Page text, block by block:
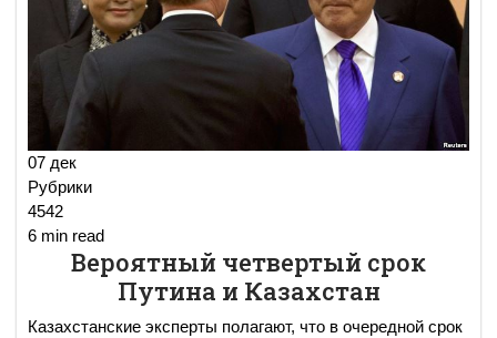
07 дек
Рубрики
4542
6 min read
Вероятный четвертый срок
Путина и Казахстан
Казахстанские эксперты полагают, что в очередной срок